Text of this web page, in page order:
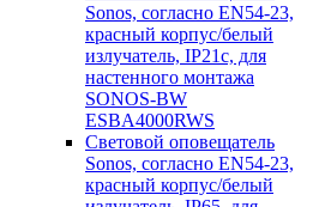
Sonos, согласно EN54-23,
красный корпус/белый
излучатель, IP21c, для
настенного монтажа
SONOS-BW
ESBA4000RWS
Световой оповещатель
Sonos, согласно EN54-23,
красный корпус/белый